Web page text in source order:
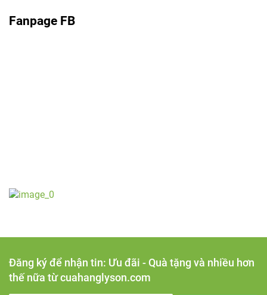
Fanpage FB
Đăng ký để nhận tin: Ưu đãi - Quà tặng và nhiều hơn
thế nữa từ cuahanglyson.com